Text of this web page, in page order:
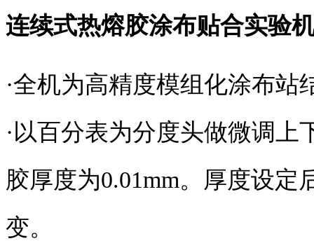
连续式热熔胶涂布贴合实验
·全机为高精度模组化涂布
·以百分表为分度头做微调
胶厚度为0.01mm。厚度设
变。